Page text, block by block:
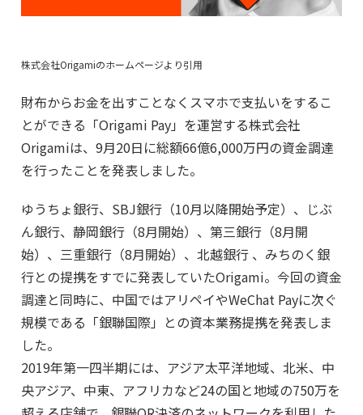
株式会社Origamiのホームページより引用
財布からお金を出すことなくスマホで支払いをするこ
とができる「Origami Pay」を運営する株式会社
Origamiは、9月20日に総額66億6,000万円の資金調達
を行ったことを発表しました。
ゆうちょ銀行、SBJ銀行（10月以降開始予定）、じぶ
ん銀行、静岡銀行（8月開始）、第三銀行（8月開
始）、三重銀行（8月開始）、北越銀行 、みちのく銀
行との提携をすでに発表していたOrigami。今回の資金
調達と同時に、中国ではアリペイやWeChat Payに次ぐ
規模である「銀聯国際」との資本業務提携を発表しま
した。
2019年第一四半期には、アジア太平洋地域、北米、中
央アジア、中東、アフリカなど24の国と地域の750万を